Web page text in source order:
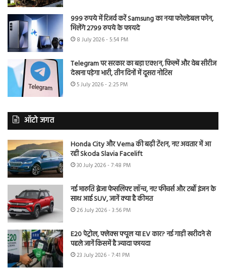
999 रुपये में रिजर्व करें Samsung का नया फोल्डेबल फोन,
मिलेंगे 2799 रुपये के फायदे
8 July 2026 - 5:54 PM
Telegram पर सरकार का बड़ा एक्शन, फिल्में और वेब सीरीज
देखना पड़ेगा भारी, तीन दिनों में दूसरा नोटिस
5 July 2026 - 2:25 PM
ऑटो जगत
Honda City और Verna की बढ़ी टेंशन, नए अवतार में आ
रही Skoda Slavia Facelift
30 July 2026 - 7:48 PM
नई मारुति ब्रेजा फेसलिफ्ट लॉन्च, नए फीचर्स और टर्बो इंजन के
साथ आई SUV, जानें क्या है कीमत
26 July 2026 - 3:56 PM
E20 पेट्रोल, फ्लेक्स फ्यूल या EV कार? नई गाड़ी खरीदने से
पहले जानें किसमें है ज्यादा फायदा
23 July 2026 - 7:41 PM